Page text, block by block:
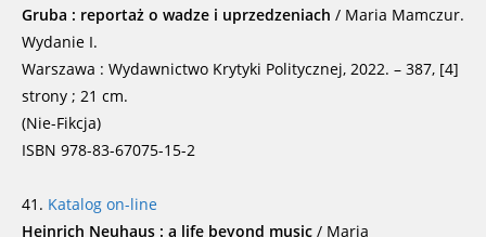
Gruba : reportaż o wadze i uprzedzeniach / Maria Mamczur.
Wydanie I.
Warszawa : Wydawnictwo Krytyki Politycznej, 2022. – 387, [4]
strony ; 21 cm.
(Nie-Fikcja)
ISBN 978-83-67075-15-2
41. Katalog on-line
Heinrich Neuhaus : a life beyond music / Maria